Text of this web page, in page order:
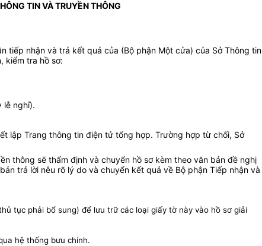
TIN VÀ TRUYỀN THÔNG
tiếp nhận và trả kết quả của (Bộ phận Một cửa) của Sở Thông tin
kiểm tra hồ sơ:
lễ nghỉ).
lập Trang thông tin điện tử tổng hợp. Trường hợp từ chối, Sở
thông sẽ thẩm định và chuyển hồ sơ kèm theo văn bản đề nghị
trả lời nêu rõ lý do và chuyển kết quả về Bộ phận Tiếp nhận và
tục phải bổ sung) để lưu trữ các loại giấy tờ này vào hồ sơ giải
hệ thống bưu chính.